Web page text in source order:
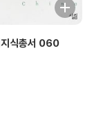
식총서 060